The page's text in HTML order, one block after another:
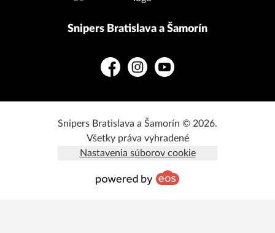
Snipers Bratislava a Šamorín
FacebookInstagramYouTube
Snipers Bratislava a Šamorín © 2026.
Všetky práva vyhradené
Nastavenia súborov cookie